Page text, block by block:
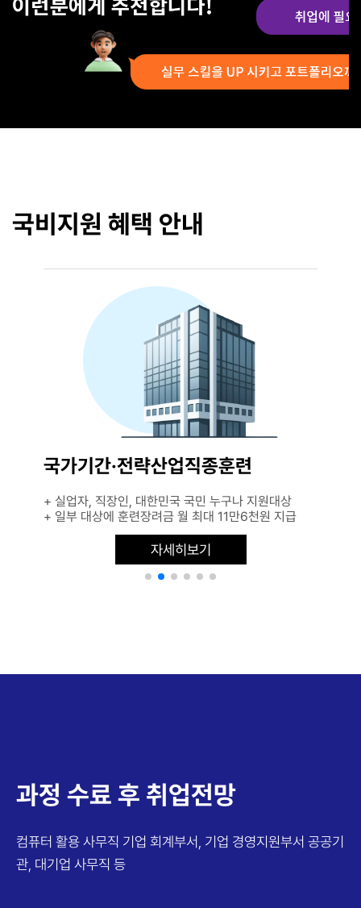
국비지원 혜택 안내
국가기간·전략산업직종훈련
+ 실업자, 직장인, 대한민국 국민 누구나 지원대상
+ 일부 대상에 훈련장려금 월 최대 11만6천원 지급
자세히보기
과정 수료 후 취업전망
컴퓨터 활용 사무직 기업 회계부서, 기업 경영지원부서 공공기
관, 대기업 사무직 등